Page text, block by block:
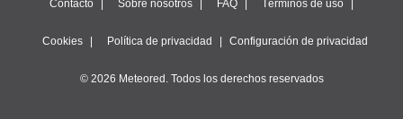
Contacto Sobre nosotros FAQ Términos de uso
Cookies Política de privacidad Configuración de privacidad
© 2026 Meteored. Todos los derechos reservados